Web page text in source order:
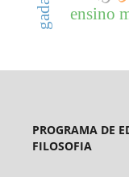
ensino
PROGRAMA DE
FILOSOFIA